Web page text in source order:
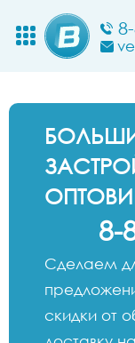
8-
Сделаем
скидки от